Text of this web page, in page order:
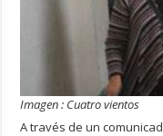
Imagen : Cuatro vientos
A través de un